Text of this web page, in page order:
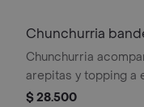
Chunchurria
Chunchurria
arepitas y topping a
personal agrandada.
$ 28.500